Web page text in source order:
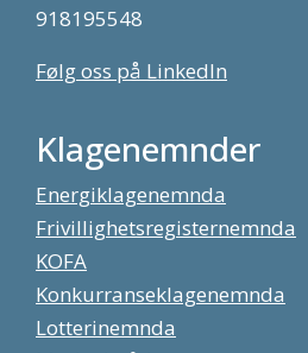
918195548
Følg oss på LinkedIn
Klagenemnder
Energiklagenemnda
Frivillighetsregisternemnda
KOFA
Konkurranseklagenemnda
Lotterinemnda